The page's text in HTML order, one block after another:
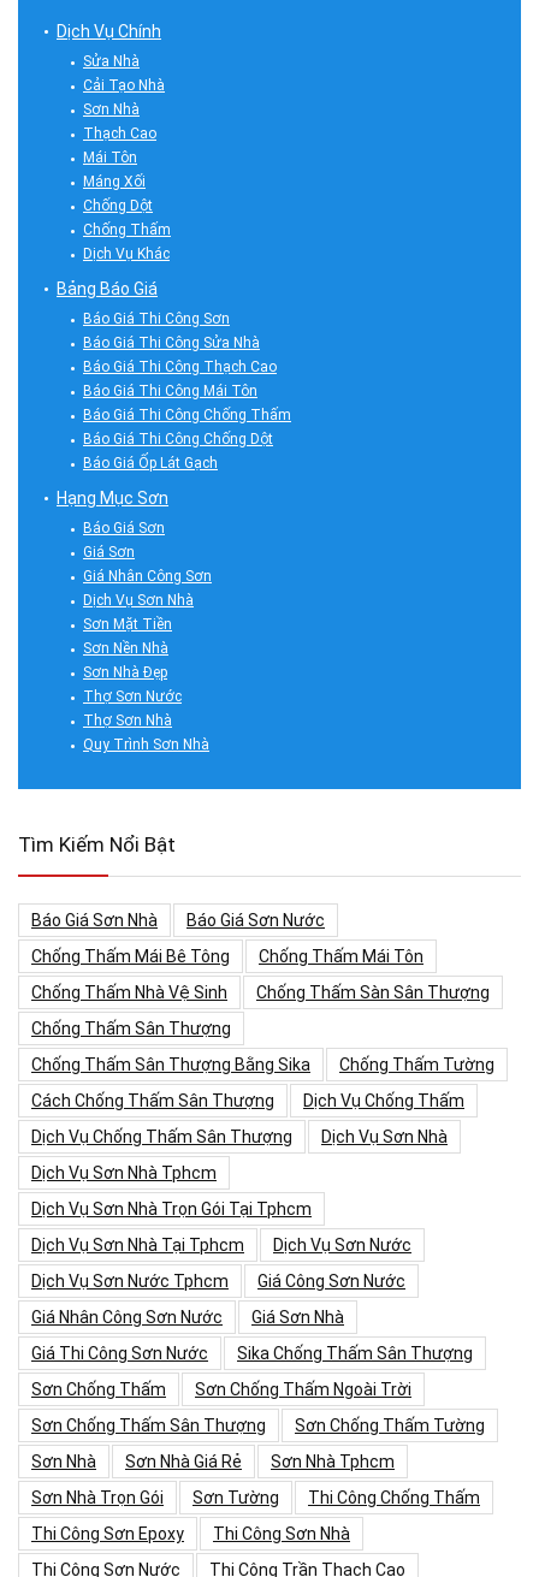
Dịch Vụ Chính
Sửa Nhà
Cải Tạo Nhà
Sơn Nhà
Thạch Cao
Mái Tôn
Máng Xối
Chống Dột
Chống Thấm
Dịch Vụ Khác
Bảng Báo Giá
Báo Giá Thi Công Sơn
Báo Giá Thi Công Sửa Nhà
Báo Giá Thi Công Thạch Cao
Báo Giá Thi Công Mái Tôn
Báo Giá Thi Công Chống Thấm
Báo Giá Thi Công Chống Dột
Báo Giá Ốp Lát Gạch
Hạng Mục Sơn
Báo Giá Sơn
Giá Sơn
Giá Nhân Công Sơn
Dịch Vụ Sơn Nhà
Sơn Mặt Tiền
Sơn Nền Nhà
Sơn Nhà Đẹp
Thợ Sơn Nước
Thợ Sơn Nhà
Quy Trình Sơn Nhà
Tìm Kiếm Nổi Bật
Báo Giá Sơn Nhà
Báo Giá Sơn Nước
Chống Thấm Mái Bê Tông
Chống Thấm Mái Tôn
Chống Thấm Nhà Vệ Sinh
Chống Thấm Sàn Sân Thượng
Chống Thấm Sân Thượng
Chống Thấm Sân Thượng Bằng Sika
Chống Thấm Tường
Cách Chống Thấm Sân Thượng
Dịch Vụ Chống Thấm
Dịch Vụ Chống Thấm Sân Thượng
Dịch Vụ Sơn Nhà
Dịch Vụ Sơn Nhà Tphcm
Dịch Vụ Sơn Nhà Trọn Gói Tại Tphcm
Dịch Vụ Sơn Nhà Tại Tphcm
Dịch Vụ Sơn Nước
Dịch Vụ Sơn Nước Tphcm
Giá Công Sơn Nước
Giá Nhân Công Sơn Nước
Giá Sơn Nhà
Giá Thi Công Sơn Nước
Sika Chống Thấm Sân Thượng
Sơn Chống Thấm
Sơn Chống Thấm Ngoài Trời
Sơn Chống Thấm Sân Thượng
Sơn Chống Thấm Tường
Sơn Nhà
Sơn Nhà Giá Rẻ
Sơn Nhà Tphcm
Sơn Nhà Trọn Gói
Sơn Tường
Thi Công Chống Thấm
Thi Công Sơn Epoxy
Thi Công Sơn Nhà
Thi Công Sơn Nước
Thi Công Trần Thạch Cao